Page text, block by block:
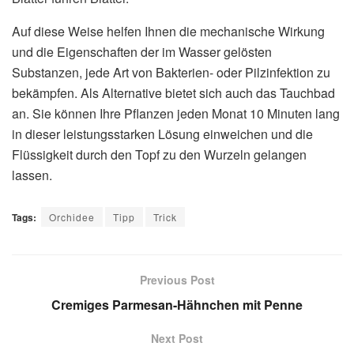
Auf diese Weise helfen Ihnen die mechanische Wirkung
und die Eigenschaften der im Wasser gelösten
Substanzen, jede Art von Bakterien- oder Pilzinfektion zu
bekämpfen. Als Alternative bietet sich auch das Tauchbad
an. Sie können Ihre Pflanzen jeden Monat 10 Minuten lang
in dieser leistungsstarken Lösung einweichen und die
Flüssigkeit durch den Topf zu den Wurzeln gelangen
lassen.
Tags: Orchidee Tipp Trick
Previous Post
Cremiges Parmesan-Hähnchen mit Penne
Next Post